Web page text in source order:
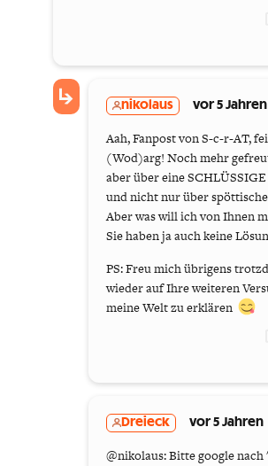
nikolaus vor 5 Jahren
Aah, Fanpost von S-c-r-AT,
(Wod)arg! Noch mehr
aber über eine
und nicht nur über
Aber was will ich von Ihnen
Sie haben ja auch keine
PS: Freu mich übrigens
wieder auf Ihre weiteren
meine Welt zu erklären
Dreieck vor 5 Jahren
@nikolaus: Bitte google